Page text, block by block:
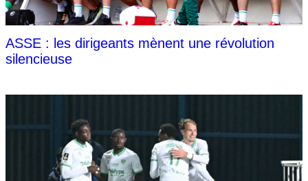
ASSE : les dirigeants mènent une révolution
silencieuse